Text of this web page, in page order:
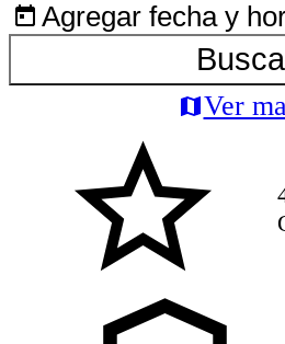
Agregar fecha y
Ver